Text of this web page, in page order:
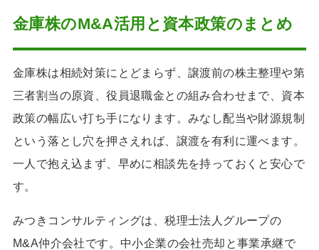
金庫株のM&A活用と資本政策のまとめ
金庫株は相続対策にとどまらず、譲渡前の株主整理や第
三者割当の原資、役員退職金との組み合わせまで、資本
政策の幅広い打ち手になります。みなし配当や財源規制
という落とし穴を押さえれば、譲渡を有利に運べます。
一人で抱え込まず、早めに相談先を持っておくと安心で
す。
みつきコンサルティングは、税理士法人グループの
M&A仲介会社です。中小企業の会社売却と事業承継で